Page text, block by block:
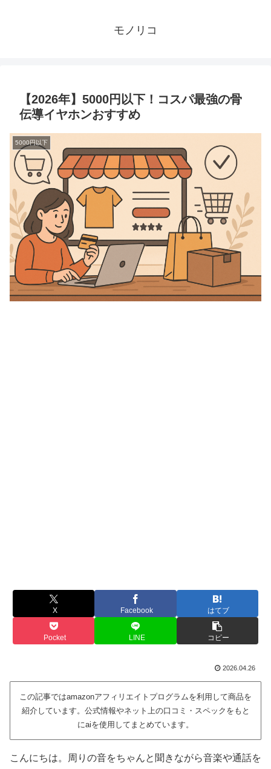
モノリコ
【2026年】5000円以下！コスパ最強の骨
伝導イヤホンおすすめ
5000円以下
X Facebook はてブ
Pocket LINE コピー
2026.04.26
この記事ではamazonアフィリエイトプログラムを利用して商品を
紹介しています。公式情報やネット上の口コミ・スペックをもと
にaiを使用してまとめています。
こんにちは。周りの音をちゃんと聞きながら音楽や通話を